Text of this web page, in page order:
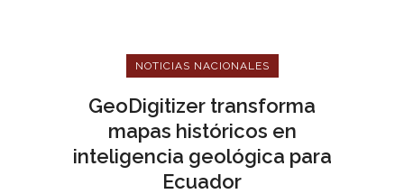
NOTICIAS NACIONALES
GeoDigitizer transforma
mapas históricos en
inteligencia geológica para
Ecuador